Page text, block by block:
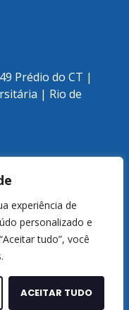
experiência de
personalizado e
tudo”, você
ACEITAR TUDO
Prédio do CT |
| Rio de
Submarina.